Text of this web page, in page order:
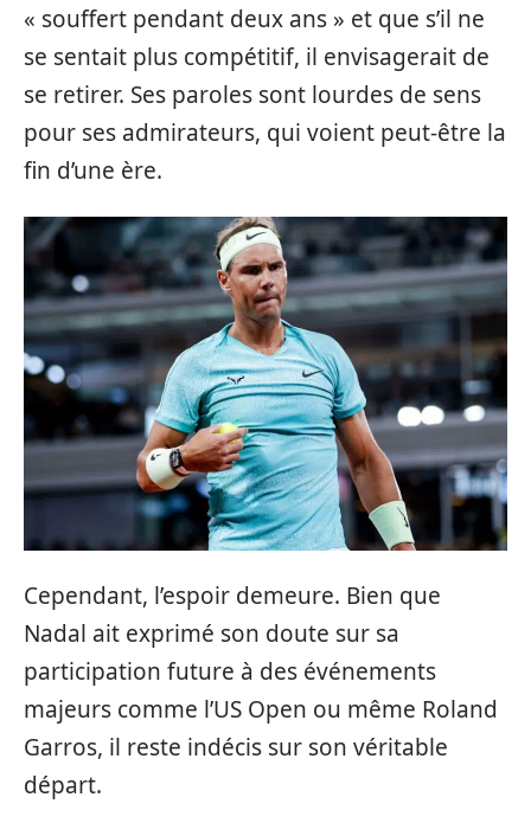
« souffert pendant deux ans » et que s’il ne
se sentait plus compétitif, il envisagerait de
se retirer. Ses paroles sont lourdes de sens
pour ses admirateurs, qui voient peut-être la
fin d’une ère.
Cependant, l’espoir demeure. Bien que
Nadal ait exprimé son doute sur sa
participation future à des événements
majeurs comme l’US Open ou même Roland
Garros, il reste indécis sur son véritable
départ.